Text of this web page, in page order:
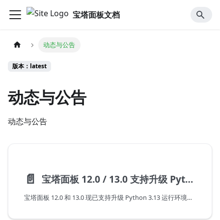
宝塔面板文档
动态与公告
版本：latest
动态与公告
动态与公告
📄️ 宝塔面板 12.0 / 13.0 支持升级 Python 3.13 运行环境
宝塔面板 12.0 和 13.0 现已支持升级 Python 3.13 运行环境。48 小时同配置实测显示，新版运行栈吞吐提升约 48%，平均响应延迟降低约 32%，P99 延迟降低约 42%。